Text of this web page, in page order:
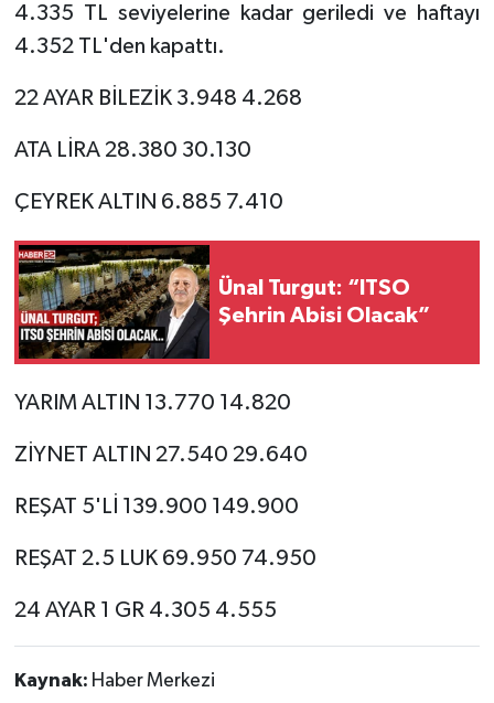
4.335 TL seviyelerine kadar geriledi ve haftayı
4.352 TL'den kapattı.
22 AYAR BİLEZİK 3.948 4.268
ATA LİRA 28.380 30.130
ÇEYREK ALTIN 6.885 7.410
Ünal Turgut: “ITSO
Şehrin Abisi Olacak”
YARIM ALTIN 13.770 14.820
ZİYNET ALTIN 27.540 29.640
REŞAT 5'Lİ 139.900 149.900
REŞAT 2.5 LUK 69.950 74.950
24 AYAR 1 GR 4.305 4.555
Kaynak: Haber Merkezi
Teknoloji
Türkiye
Yerel
İletişim
Künye